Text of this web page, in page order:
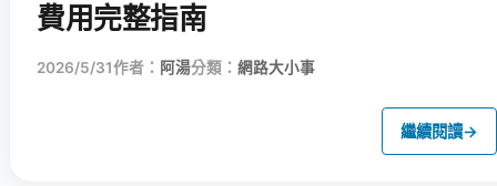
費用完整指南
2026/5/31作者： 阿湯分類： 網路大小事
繼續閱讀→